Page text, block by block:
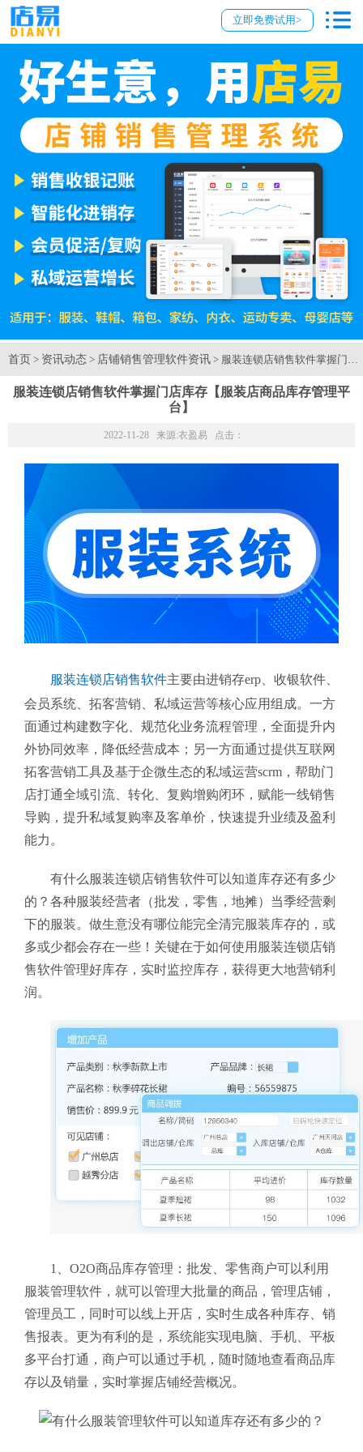
立即免费试用>
首页 > 资讯动态 > 店铺销售管理软件资讯 > 服装连锁店销售软件掌握门
服装连锁店销售软件掌握门店库存【服装店商品库存管理平
台】
2022-11-28 来源:衣盈易 点击：
服装连锁店销售软件主要由进销存erp、收银软件、
会员系统、拓客营销、私域运营等核心应用组成。一方
面通过构建数字化、规范化业务流程管理，全面提升内
外协同效率，降低经营成本；另一方面通过提供互联网
拓客营销工具及基于企微生态的私域运营scrm，帮助门
店打通全域引流、转化、复购增购闭环，赋能一线销售
导购，提升私域复购率及客单价，快速提升业绩及盈利
能力。
有什么服装连锁店销售软件可以知道库存还有多少
的？各种服装经营者（批发，零售，地摊）当季经营剩
下的服装。做生意没有哪位能完全清完服装库存的，或
多或少都会存在一些！关键在于如何使用服装连锁店销
售软件管理好库存，实时监控库存，获得更大地营销利
润。
1、O2O商品库存管理：批发、零售商户可以利用
服装管理软件，就可以管理大批量的商品，管理店铺，
管理员工，同时可以线上开店，实时生成各种库存、销
售报表。更为有利的是，系统能实现电脑、手机、平板
多平台打通，商户可以通过手机，随时随地查看商品库
存以及销量，实时掌握店铺经营概况。